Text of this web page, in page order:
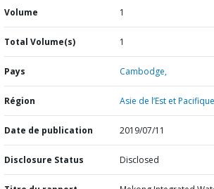
Volume 1
Total Volume(s) 1
Pays Cambodge,
Région Asie de l’Est et
Date de publication 2019/07/11
Disclosure Status Disclosed